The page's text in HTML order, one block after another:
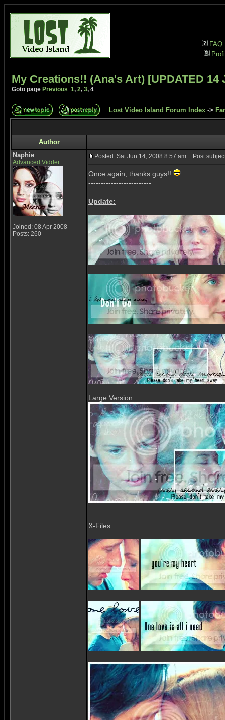
FAQ
My Creations!! (Ana's Art) [UPDATED 14
Goto page Previous 1, 2, 3, 4
Lost Video Island Forum Index ->
Author
Naphie
Advanced Vidder
Joined: 08 Apr 2008
Posts: 260
Posted: Sat Jun 14, 2008 8:57 am Post
Once again, thanks guys!!
-------------------------
Update:
Large Version:
X-Files